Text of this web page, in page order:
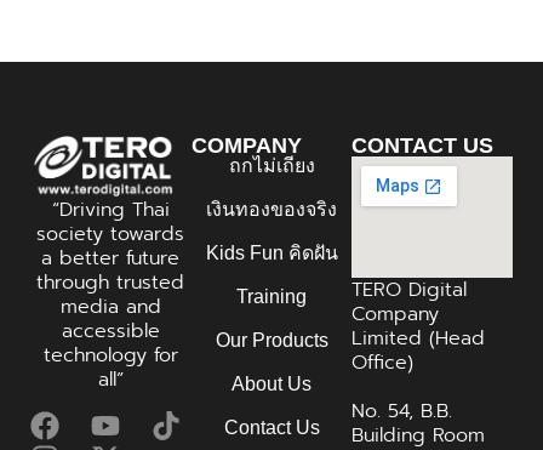
“Driving Thai
society towards
a better future
through trusted
media and
accessible
technology for
all”
COMPANY
ถกไม่เถียง
เงินทองของจริง
Kids Fun คิดฝัน
Training
Our Products
About Us
Contact Us
CONTACT US
TERO Digital
Company
Limited (Head
Office)
No. 54, B.B.
Building Room